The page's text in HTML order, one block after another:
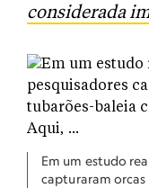
considerada
Em um estudo
capturaram